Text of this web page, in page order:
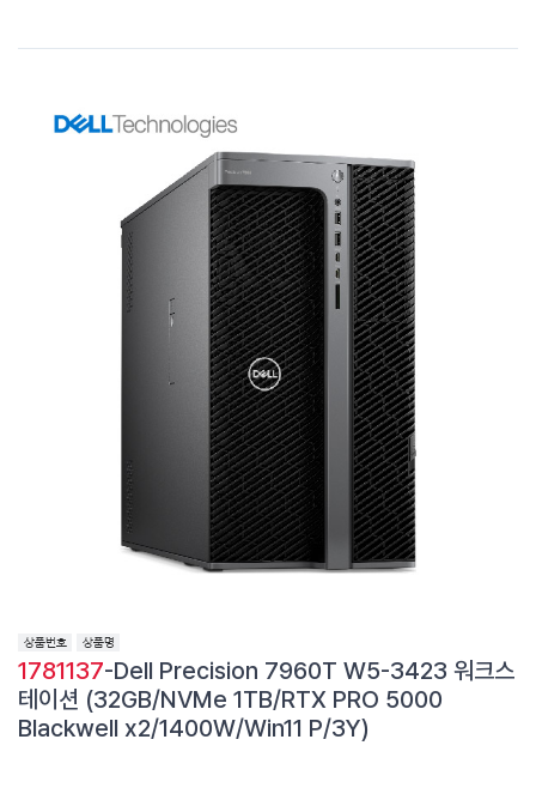
1781137-Dell Precision 7960T W5-3423 워크스
테이션 (32GB/NVMe 1TB/RTX PRO 5000
Blackwell x2/1400W/Win11 P/3Y)